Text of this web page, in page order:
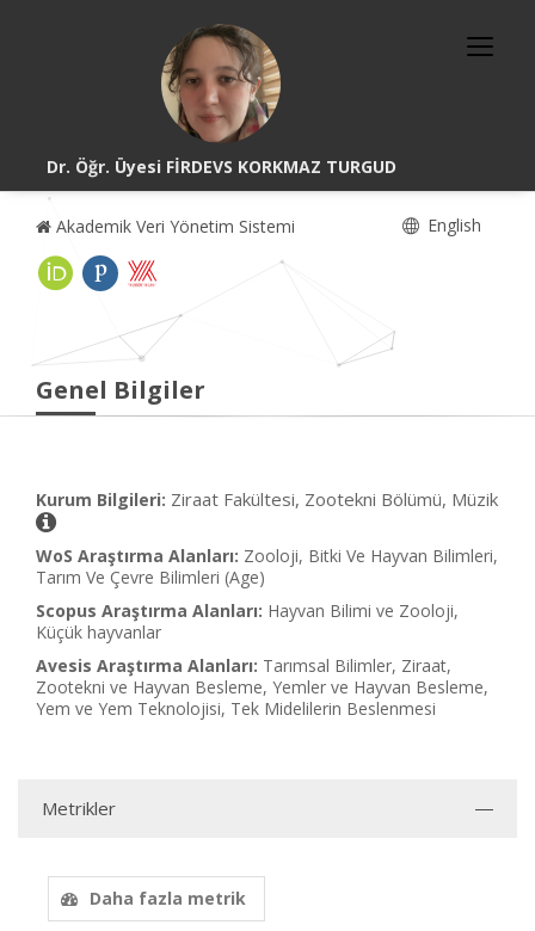
Dr. Öğr. Üyesi FİRDEVS KORKMAZ TURGUD
Akademik Veri Yönetim Sistemi English
Genel Bilgiler
Kurum Bilgileri: Ziraat Fakültesi, Zootekni Bölümü, Müzik
WoS Araştırma Alanları: Zooloji, Bitki Ve Hayvan Bilimleri,
Tarım Ve Çevre Bilimleri (Age)
Scopus Araştırma Alanları: Hayvan Bilimi ve Zooloji,
Küçük hayvanlar
Avesis Araştırma Alanları: Tarımsal Bilimler, Ziraat,
Zootekni ve Hayvan Besleme, Yemler ve Hayvan Besleme,
Yem ve Yem Teknolojisi, Tek Midelilerin Beslenmesi
Metrikler
Daha fazla metrik